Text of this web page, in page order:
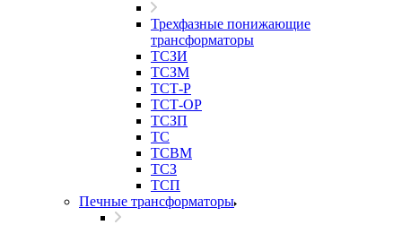
Трехфазные понижающие
трансформаторы
ТСЗИ
ТСЗМ
ТСТ-Р
ТСТ-ОР
ТСЗП
ТС
ТСВМ
ТСЗ
ТСП
Печные трансформаторы